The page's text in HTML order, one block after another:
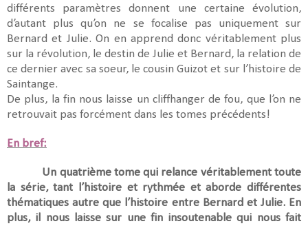
différents paramètres donnent une certaine évolution,
d’autant plus qu’on ne se focalise pas uniquement sur
Bernard et Julie. On en apprend donc véritablement plus
sur la révolution, le destin de Julie et Bernard, la relation de
ce dernier avec sa soeur, le cousin Guizot et sur l’histoire de
Saintange.
De plus, la fin nous laisse un cliffhanger de fou, que l’on ne
retrouvait pas forcément dans les tomes précédents!
En bref:
Un quatrième tome qui relance véritablement toute
la série, tant l’histoire et rythmée et aborde différentes
thématiques autre que l’histoire entre Bernard et Julie. En
plus, il nous laisse sur une fin insoutenable qui nous fait